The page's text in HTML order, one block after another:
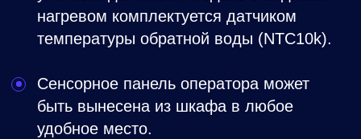
Мы гарантируем качественную сборку и
нашего оборудования, все шкафы
сертификаты, с нами вы можете быть
уверены в надежности.